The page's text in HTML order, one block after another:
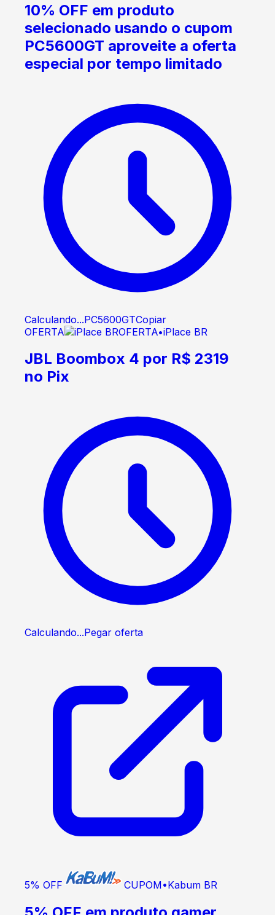
10% OFF em produto
selecionado usando o cupom
PC5600GT aproveite a oferta
especial por tempo limitado
Calculando...PC5600GTCopiar
OFERTA
OFERTA•iPlace BR
JBL Boombox 4 por R$ 2319
no Pix
Calculando...Pegar oferta
5% OFF CUPOM•Kabum BR